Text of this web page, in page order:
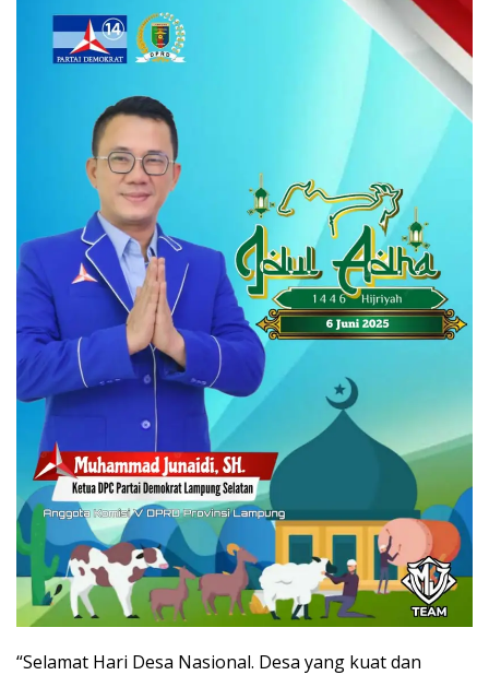
“Selamat Hari Desa Nasional. Desa yang kuat dan